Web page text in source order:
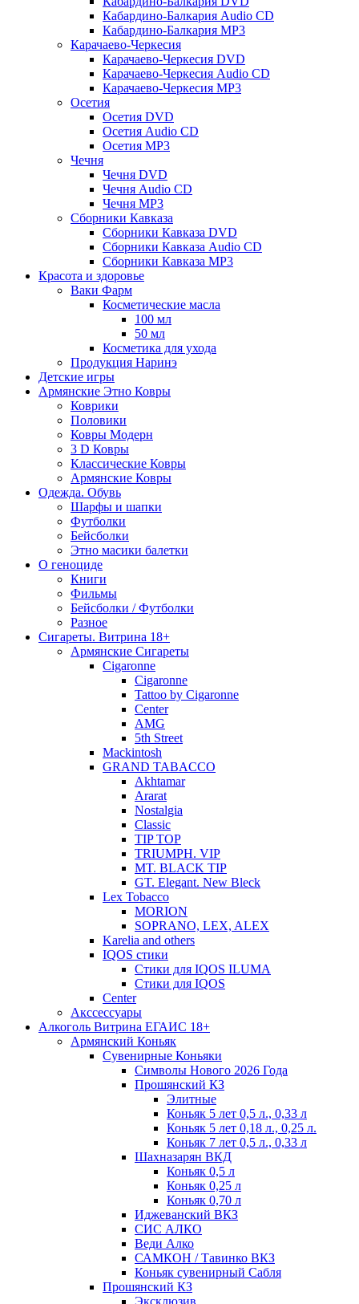
Кабардино-Балкария Audio CD
Кабардино-Балкария MP3
Карачаево-Черкесия
Карачаево-Черкесия DVD
Карачаево-Черкесия Audio CD
Карачаево-Черкесия MP3
Осетия
Осетия DVD
Осетия Audio CD
Осетия MP3
Чечня
Чечня DVD
Чечня Audio CD
Чечня MP3
Сборники Кавказа
Сборники Кавказа DVD
Сборники Кавказа Audio CD
Сборники Кавказа MP3
Красота и здоровье
Ваки Фарм
Косметические масла
100 мл
50 мл
Косметика для ухода
Продукция Наринэ
Детские игры
Армянские Этно Ковры
Коврики
Половики
Ковры Модерн
3 D Ковры
Классические Ковры
Армянские Ковры
Одежда. Обувь
Шарфы и шапки
Футболки
Бейсболки
Этно масики балетки
О геноциде
Книги
Фильмы
Бейсболки / Футболки
Разное
Сигареты. Витрина 18+
Армянские Сигареты
Cigaronne
Cigaronne
Tattoo by Cigaronne
Center
AMG
5th Street
Mackintosh
GRAND TABACCO
Akhtamar
Ararat
Nostalgia
Classic
TIP TOP
TRIUMPH. VIP
MT. BLACK TIP
GT. Elegant. New Bleck
Lex Tobacco
MORION
SOPRANO, LEX, ALEX
Karelia and others
IQOS стики
Стики для IQOS ILUMA
Стики для IQOS
Сenter
Акссессуары
Алкоголь Витрина ЕГАИС 18+
Армянский Коньяк
Сувенирные Коньяки
Символы Нового 2026 Года
Прошянский КЗ
Элитные
Коньяк 5 лет 0,5 л., 0,33 л
Коньяк 5 лет 0,18 л., 0,25 л.
Коньяк 7 лет 0,5 л., 0,33 л
Шахназарян ВКД
Коньяк 0,5 л
Коньяк 0,25 л
Коньяк 0,70 л
Иджеванский ВКЗ
СИС АЛКО
Веди Алко
САМКОН / Тавинко ВКЗ
Коньяк сувенирный Сабля
Прошянский КЗ
Эксклюзив